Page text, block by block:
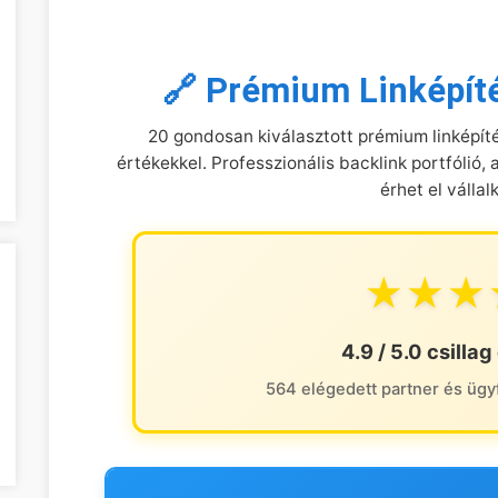
🔗 Prémium
20 gondosan kiválasztott prémium
értékekkel. Professzionális backlink portfólió,
érhet el
4.9 / 5.0
564 elégedett partner és